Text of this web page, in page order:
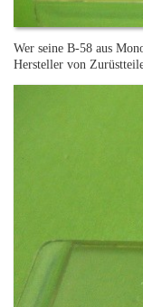
Wer seine B-58 aus
Hersteller von